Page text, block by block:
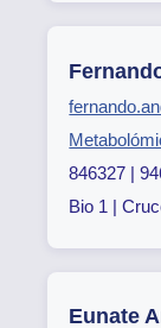
846327 |
Bio 1 |
Eunate